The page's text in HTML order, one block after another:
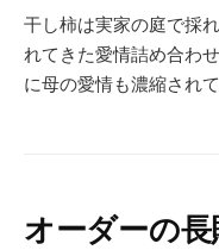
干し柿は実家の庭で採
れてきた愛情詰め合わ
に母の愛情も濃縮されて
オーダーの長